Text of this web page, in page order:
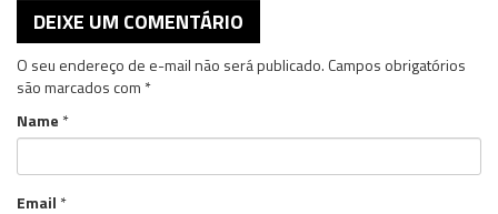
DEIXE UM COMENTÁRIO
O seu endereço de e-mail não será publicado. Campos obrigatórios
são marcados com *
Name *
Email *